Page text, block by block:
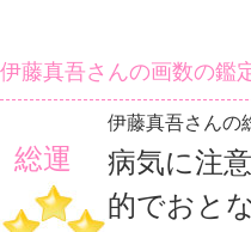
伊藤真吾さんの画数の鑑
総運
伊藤真吾さんの
病気に注
的でおと